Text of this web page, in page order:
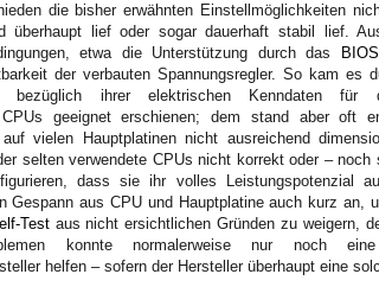
die bisher erwähnten Einstellmöglichkeiten
überhaupt lief oder sogar dauerhaft stabil lief.
etwa die Unterstützung durch das
BIOS
der verbauten Spannungsregler. So kam es
bezüglich ihrer elektrischen Kenndaten für
CPUs geeignet erschienen; dem stand aber oft
auf vielen Hauptplatinen nicht ausreichend
selten verwendete CPUs nicht korrekt oder –
dass sie ihr volles Leistungspotenzial
Gespann aus CPU und Hauptplatine auch kurz an,
Testaus nicht ersichtlichen Gründen zu weigern,
konnte normalerweise nur noch
helfen – sofern der Hersteller überhaupt eine